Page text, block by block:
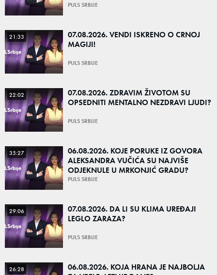
PULS SRBIJE
21:33
07.08.2026. VENDI ISKRENO O CRNOJ
MAGIJI!
PULS SRBIJE
22:02
07.08.2026. ZDRAVIM ŽIVOTOM SU
OPSEDNITI MENTALNO NEZDRAVI LJUDI?
PULS SRBIJE
35:27
06.08.2026. KOJE PORUKE IZ GOVORA
ALEKSANDRA VUČIĆA SU NAJVIŠE
ODJEKNULE U MRKONJIĆ GRADU?
PULS SRBIJE
29:06
07.08.2026. DA LI SU KLIMA UREĐAJI
LEGLO ZARAZA?
PULS SRBIJE
26:28
06.08.2026. KOJA HRANA JE NAJBOLJA